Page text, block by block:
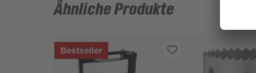
Ähnliche Produkte
Bestseller